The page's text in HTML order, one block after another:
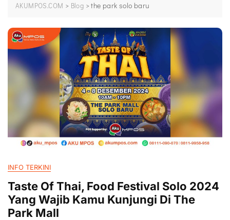
AKUMPOS.COM > Blog >the park solo baru
INFO TERKINI
Taste Of Thai, Food Festival Solo 2024
Yang Wajib Kamu Kunjungi Di The
Park Mall